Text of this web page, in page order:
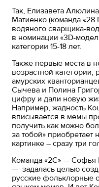
Так, Елизавета
Матиенко (команда «28
водяного сварщика-
в номинации «3D-
категории 15-18 лет.
Также первые места в
возрастной
амурских
Сычева и Полина
цифру и дали новую
Например, жадность
вписывается в мемы
получить как можно
за тобой»
картинке – сразу три
Команда «2С» —
— задалась целью
русские фольклорные